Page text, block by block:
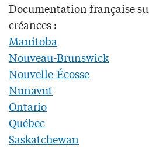
Documentation française
créances :
Manitoba
Nouveau-Brunswick
Nouvelle-Écosse
Nunavut
Ontario
Québec
Saskatchewan